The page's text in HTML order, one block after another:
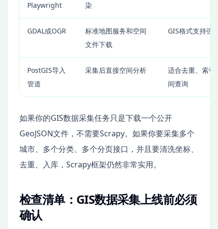
Playwright
染
GDAL或OGR
标准地图服务和空间
文件下载
GIS格式支持强
PostGIS导入
管道
采集后直接空间分析
适合去重、索引
间查询
如果你的GIS数据采集任务只是下载一个公开
GeoJSON文件，不需要Scrapy。如果你要采集多个
城市、多个分类、多个分页接口，并且要清洗坐标、
去重、入库，Scrapy框架仍然非常实用。
检查清单：GIS数据采集上线前必须
确认